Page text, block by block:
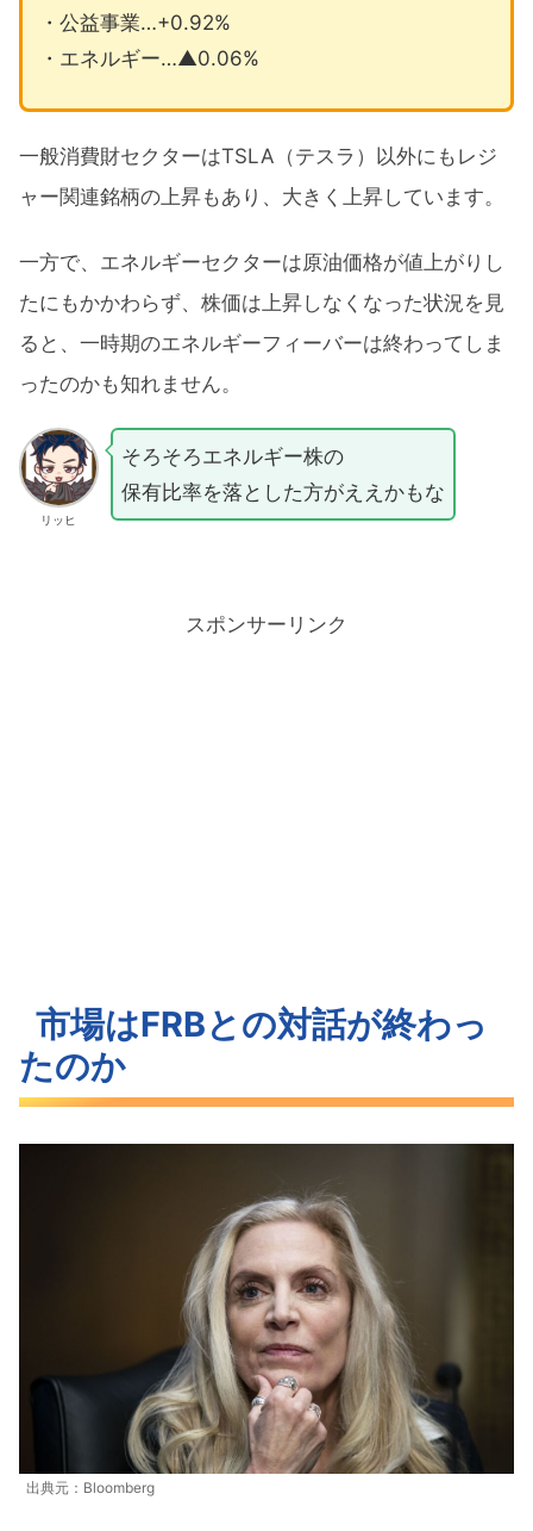
・公益事業…+0.92%
・エネルギー…▲0.06%
一般消費財セクターはTSLA（テスラ）以外にもレジ
ャー関連銘柄の上昇もあり、大きく上昇しています。
一方で、エネルギーセクターは原油価格が値上がりし
たにもかかわらず、株価は上昇しなくなった状況を見
ると、一時期のエネルギーフィーバーは終わってしま
ったのかも知れません。
リッヒ
そろそろエネルギー株の
保有比率を落とした方がええかもな
スポンサーリンク
市場はFRBとの対話が終わっ
たのか
出典元：Bloomberg